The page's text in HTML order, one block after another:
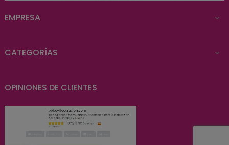
EMPRESA 
CATEGORÍAS 
OPINIONES DE CLIENTES